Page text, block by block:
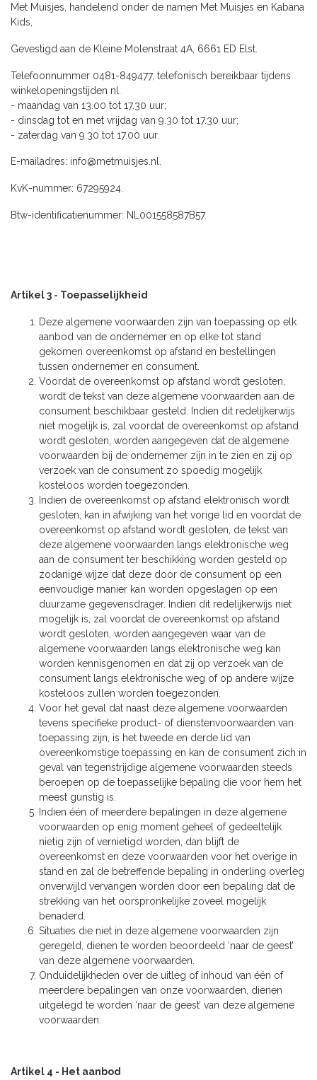
Met Muisjes, handelend onder de namen Met Muisjes en Kabana
Kids,
Gevestigd aan de Kleine Molenstraat 4A, 6661 ED Elst.
Telefoonnummer 0481-849477, telefonisch bereikbaar tijdens
winkelopeningstijden nl.
- maandag van 13.00 tot 17.30 uur;
- dinsdag tot en met vrijdag van 9.30 tot 17.30 uur;
- zaterdag van 9.30 tot 17.00 uur.
E-mailadres: info@metmuisjes.nl.
KvK-nummer: 67295924.
Btw-identificatienummer: NL001558587B57.
Artikel 3 - Toepasselijkheid
Deze algemene voorwaarden zijn van toepassing op elk
aanbod van de ondernemer en op elke tot stand
gekomen overeenkomst op afstand en bestellingen
tussen ondernemer en consument.
Voordat de overeenkomst op afstand wordt gesloten,
wordt de tekst van deze algemene voorwaarden aan de
consument beschikbaar gesteld. Indien dit redelijkerwijs
niet mogelijk is, zal voordat de overeenkomst op afstand
wordt gesloten, worden aangegeven dat de algemene
voorwaarden bij de ondernemer zijn in te zien en zij op
verzoek van de consument zo spoedig mogelijk
kosteloos worden toegezonden.
Indien de overeenkomst op afstand elektronisch wordt
gesloten, kan in afwijking van het vorige lid en voordat de
overeenkomst op afstand wordt gesloten, de tekst van
deze algemene voorwaarden langs elektronische weg
aan de consument ter beschikking worden gesteld op
zodanige wijze dat deze door de consument op een
eenvoudige manier kan worden opgeslagen op een
duurzame gegevensdrager. Indien dit redelijkerwijs niet
mogelijk is, zal voordat de overeenkomst op afstand
wordt gesloten, worden aangegeven waar van de
algemene voorwaarden langs elektronische weg kan
worden kennisgenomen en dat zij op verzoek van de
consument langs elektronische weg of op andere wijze
kosteloos zullen worden toegezonden.
Voor het geval dat naast deze algemene voorwaarden
tevens specifieke product- of dienstenvoorwaarden van
toepassing zijn, is het tweede en derde lid van
overeenkomstige toepassing en kan de consument zich in
geval van tegenstrijdige algemene voorwaarden steeds
beroepen op de toepasselijke bepaling die voor hem het
meest gunstig is.
Indien één of meerdere bepalingen in deze algemene
voorwaarden op enig moment geheel of gedeeltelijk
nietig zijn of vernietigd worden, dan blijft de
overeenkomst en deze voorwaarden voor het overige in
stand en zal de betreffende bepaling in onderling overleg
onverwijld vervangen worden door een bepaling dat de
strekking van het oorspronkelijke zoveel mogelijk
benaderd.
Situaties die niet in deze algemene voorwaarden zijn
geregeld, dienen te worden beoordeeld ‘naar de geest’
van deze algemene voorwaarden.
Onduidelijkheden over de uitleg of inhoud van één of
meerdere bepalingen van onze voorwaarden, dienen
uitgelegd te worden ‘naar de geest’ van deze algemene
voorwaarden.
Artikel 4 - Het aanbod